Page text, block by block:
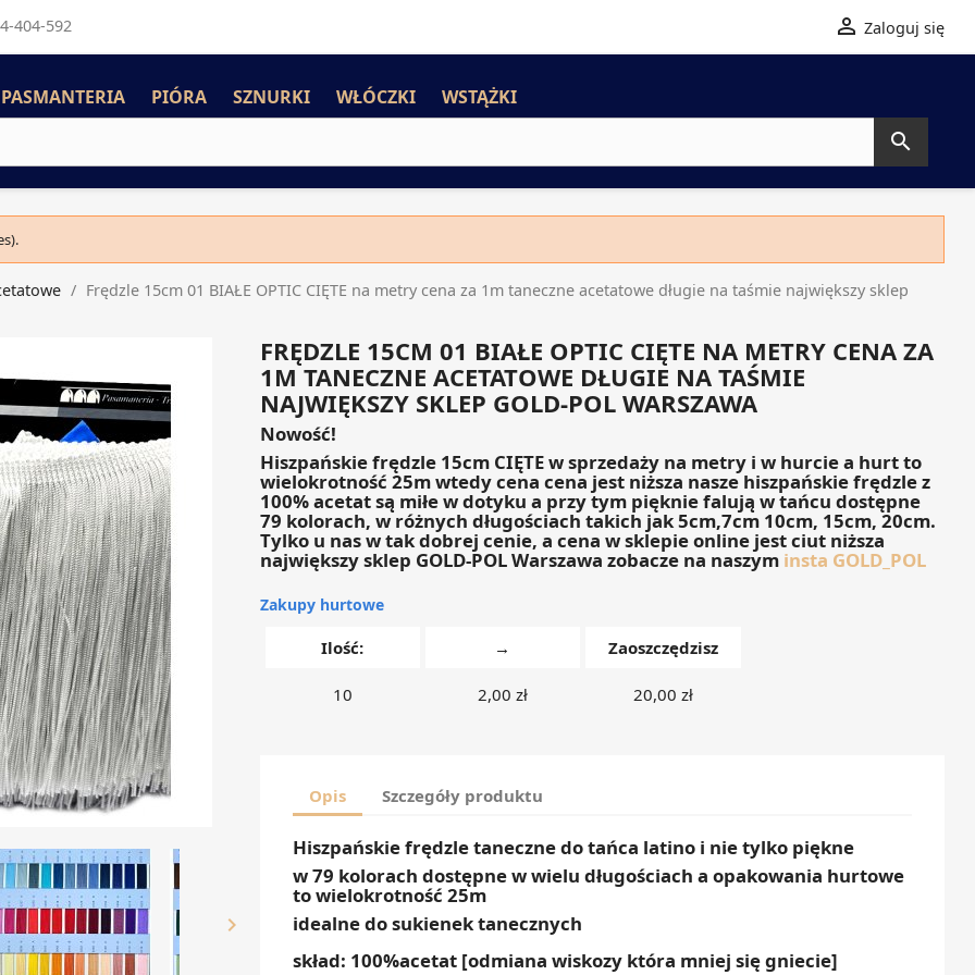
404-592  Zaloguj się
PASMANTERIA PIÓRA SZNURKI WŁÓCZKI WSTĄŻKI

Frędzle 15cm 01 BIAŁE OPTIC CIĘTE na metry cena za 1m taneczne acetatowe długie na taśmie największy sklep

FRĘDZLE 15CM 01 BIAŁE OPTIC CIĘTE NA METRY CENA ZA
1M TANECZNE ACETATOWE DŁUGIE NA TAŚMIE
NAJWIĘKSZY SKLEP GOLD-POL WARSZAWA
Nowość!
Hiszpańskie frędzle 15cm CIĘTE w sprzedaży na metry i w hurcie a hurt to
wielokrotność 25m wtedy cena cena jest niższa nasze hiszpańskie frędzle z
100% acetat są miłe w dotyku a przy tym pięknie falują w tańcu dostępne
79 kolorach, w różnych długościach takich jak 5cm,7cm 10cm, 15cm, 20cm.
Tylko u nas w tak dobrej cenie, a cena w sklepie online jest ciut niższa
największy sklep GOLD-POL Warszawa zobacze na naszym insta GOLD_POL
Zakupy hurtowe
Ilość: → Zaoszczędzisz
10 2,00 zł 20,00 zł
Opis Szczegóły produktu
Hiszpańskie frędzle taneczne do tańca latino i nie tylko piękne
w 79 kolorach dostępne w wielu długościach a opakowania hurtowe
to wielokrotność 25m
idealne do sukienek tanecznych
skład: 100%acetat [odmiana wiskozy która mniej się gniecie]